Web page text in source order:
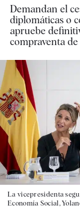
Demandan el
diplomáticas o
apruebe
compraventa
La vicepresidenta
Economía Social,